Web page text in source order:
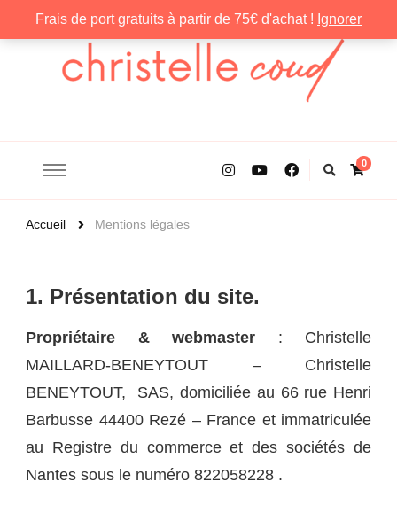
Frais de port gratuits à partir de 75€ d'achat ! Ignorer
0
Accueil Mentions légales
1. Présentation du site.
Propriétaire & webmaster : Christelle
MAILLARD-BENEYTOUT – Christelle
BENEYTOUT, SAS, domiciliée au 66 rue Henri
Barbusse 44400 Rezé – France et immatriculée
au Registre du commerce et des sociétés de
Nantes sous le numéro 822058228 .